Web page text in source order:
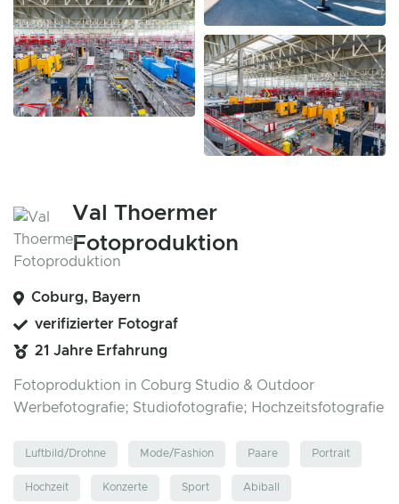
Val Thoermer
Fotoproduktion
Coburg, Bayern
verifizierter Fotograf
21 Jahre Erfahrung
Fotoproduktion in Coburg Studio & Outdoor
Werbefotografie; Studiofotografie; Hochzeitsfotografie
Luftbild/Drohne Mode/Fashion Paare Portrait
Hochzeit Konzerte Sport Abiball